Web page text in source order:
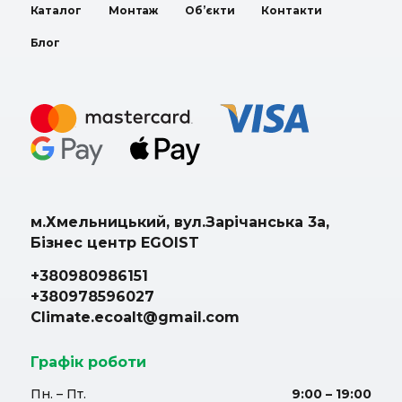
Каталог Монтаж Об’єкти Контакти
Блог
м.Хмельницький, вул.Зарічанська 3а,
Бізнес центр EGOIST
+380980986151
+380978596027
Climate.ecoalt@gmail.com
Графік роботи
Пн. – Пт. 9:00 – 19:00